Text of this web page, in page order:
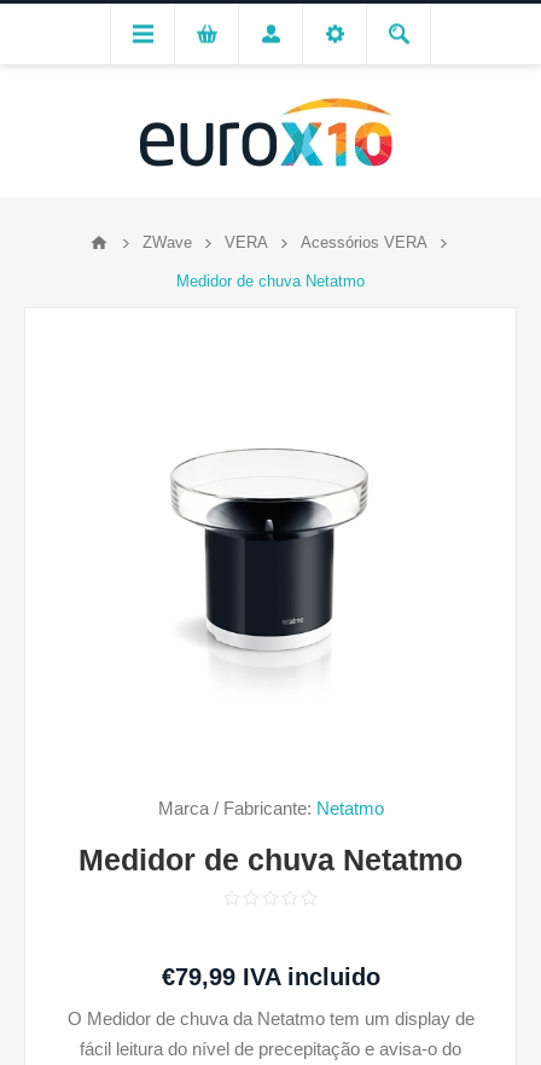
ZWave VERA Acessórios VERA
Medidor de chuva Netatmo
Marca / Fabricante: Netatmo
Medidor de chuva Netatmo
€79,99 IVA incluido
O Medidor de chuva da Netatmo tem um display de
fácil leitura do nível de precepitação e avisa-o do